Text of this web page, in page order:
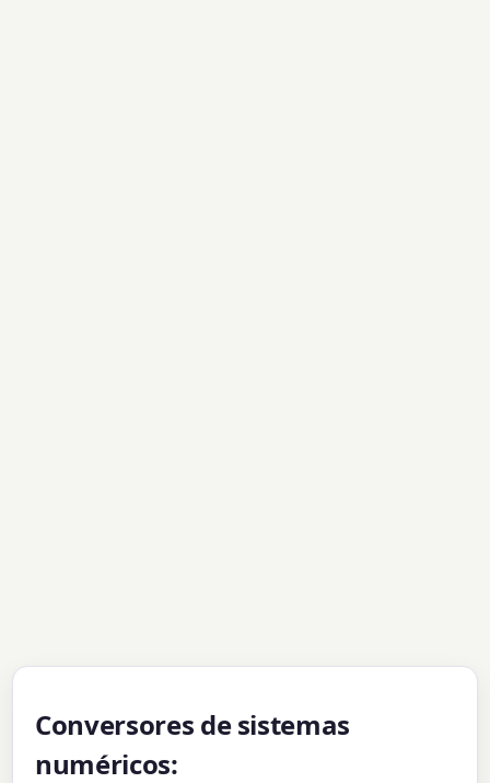
Conversores de sistemas
numéricos: